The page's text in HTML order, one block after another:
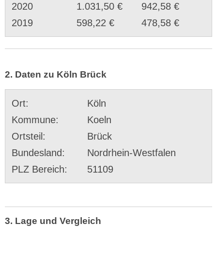
2020
1.031,50 €
942,58 €
2019
598,22 € 478,58 €
2. Daten zu Köln Brück
Ort:
Köln
Kommune:
Koeln
Ortsteil:
Brück
Bundesland:
Nordrhein-Westfalen
PLZ Bereich:
51109
3. Lage und Vergleich